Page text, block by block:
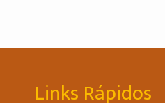
Links Rápidos